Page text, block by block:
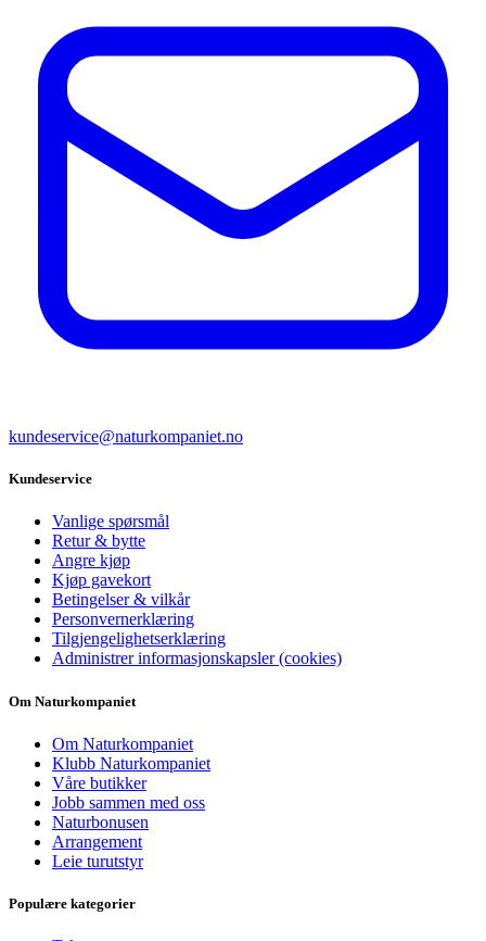
kundeservice@naturkompaniet.no
Kundeservice
Vanlige spørsmål
Retur & bytte
Angre kjøp
Kjøp gavekort
Betingelser & vilkår
Personvernerklæring
Tilgjengelighetserklæring
Administrer informasjonskapsler (cookies)
Om Naturkompaniet
Om Naturkompaniet
Klubb Naturkompaniet
Våre butikker
Jobb sammen med oss
Naturbonusen
Arrangement
Leie turutstyr
Populære kategorier